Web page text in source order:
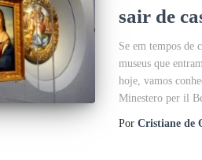
sair de
Se em tempos de
museus que
hoje, vamos
Minestero per il
Por Cristiane de